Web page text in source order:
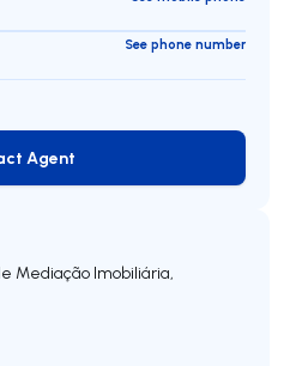
See phone number
Contact Agent
Agent
Mediação Imobiliária,